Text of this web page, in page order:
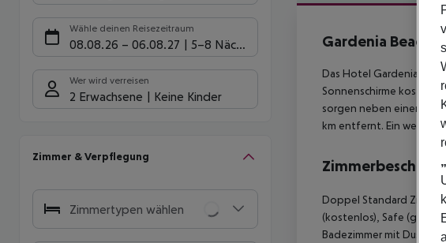
Wähle deinen Reisezeitraum
08.08.26 – 06.08.27 5-8 Nächte
Wer wird verreisen
2 Erwachsene Keine Kinder
Zimmer & Verpflegung
Zimmertypen wählen
Gardenia Beach
4
Das Hotel Gardenia
Sonnenschirme
sorgen neben einem
km entfernt. Ein
Doppel Standard
(kostenlos), Safe (geg.
Badezimmer mit